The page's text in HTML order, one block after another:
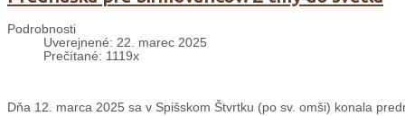
Podrobnosti
Uverejnené: 22. marec 2025
Prečítané: 1119x
Dňa 12. marca 2025 sa v Spišskom Štvrtku (po sv. omši) konala